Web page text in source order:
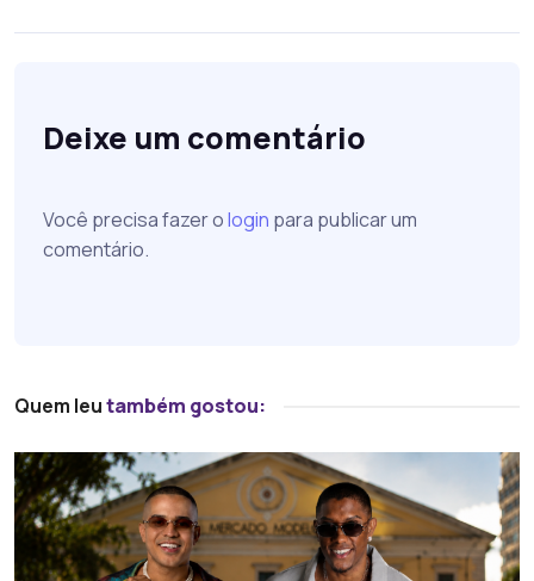
Deixe um comentário
Você precisa fazer ologin para publicar um
comentário.
Quem leutambém gostou: